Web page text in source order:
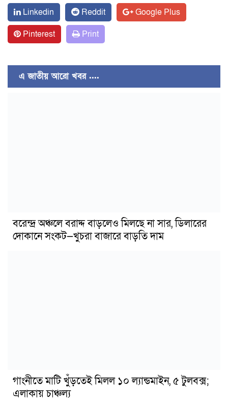
Linkedin
Reddit
Google Plus
Pinterest
Print
এ জাতীয় আরো খবর ....
বরেন্দ্র অঞ্চলে বরাদ্দ বাড়লেও মিলছে না সার, ডিলারের
দোকানে সংকট—খুচরা বাজারে বাড়তি দাম
গাংনীতে মাটি খুঁড়তেই মিলল ১০ ল্যান্ডমাইন, ৫ টুলবক্স;
এলাকায় চাঞ্চল্য